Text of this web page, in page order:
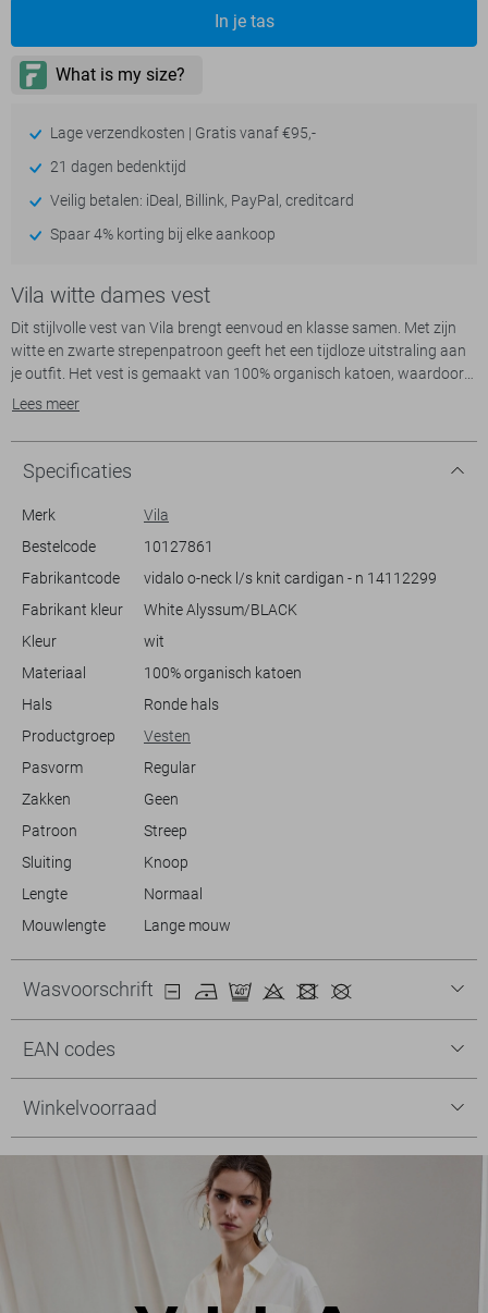
In je tas
Lage verzendkosten | Gratis vanaf €95,-
21 dagen bedenktijd
Veilig betalen: iDeal, Billink, PayPal, creditcard
Spaar 4% korting bij elke aankoop
Vila witte dames vest
Dit stijlvolle vest van Vila brengt eenvoud en klasse samen. Met zijn
witte en zwarte strepenpatroon geeft het een tijdloze uitstraling aan
je outfit. Het vest is gemaakt van 100% organisch katoen, waardoor
het niet alleen zacht aanvoelt, maar ook nog eens een duurzamere
lange mouwen maken het geschikt voor elk seizoen. De ronde hals en
knoopsluiting voegen subtiele details toe die je look compleet maken.
Dit vest is een veelzijdige aanvulling voor je garderobe en kan
gemakkelijk gecombineerd worden met zowel casual als chique
stad, of trek het over een elegante blouse voor een zakelijke
bijeenkomst. Het is een perfecte keuze voor zowel dagelijkse
bezigheden als voor de wat nettere gelegenheden. Met zijn normale
Lees meer
Specificaties
Merk
Vila
Bestelcode
10127861
Fabrikantcode
vidalo o-neck l/s knit cardigan - n 14112299
Fabrikant kleur
White Alyssum/BLACK
Kleur
wit
Materiaal
100% organisch katoen
Hals
Ronde hals
Productgroep
Vesten
Pasvorm
Regular
Zakken
Geen
Patroon
Streep
Sluiting
Knoop
Lengte
Normaal
Mouwlengte
Lange mouw
Wasvoorschrift
EAN codes
Winkelvoorraad